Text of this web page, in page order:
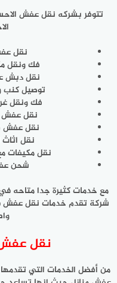
تتوفر بشركه نقل عفش
نقل
فك ونقل
نقل دبش
توصيل كنب
فك ونقل
نقل عفش
نقل عفش
نقل اثاث
نقل مكيفات
شحن
مع خدمات كثيرة جدا متاحه
شركة تقدم خدمات نقل عفش في
نقل عفش
من أفضل الخدمات التي